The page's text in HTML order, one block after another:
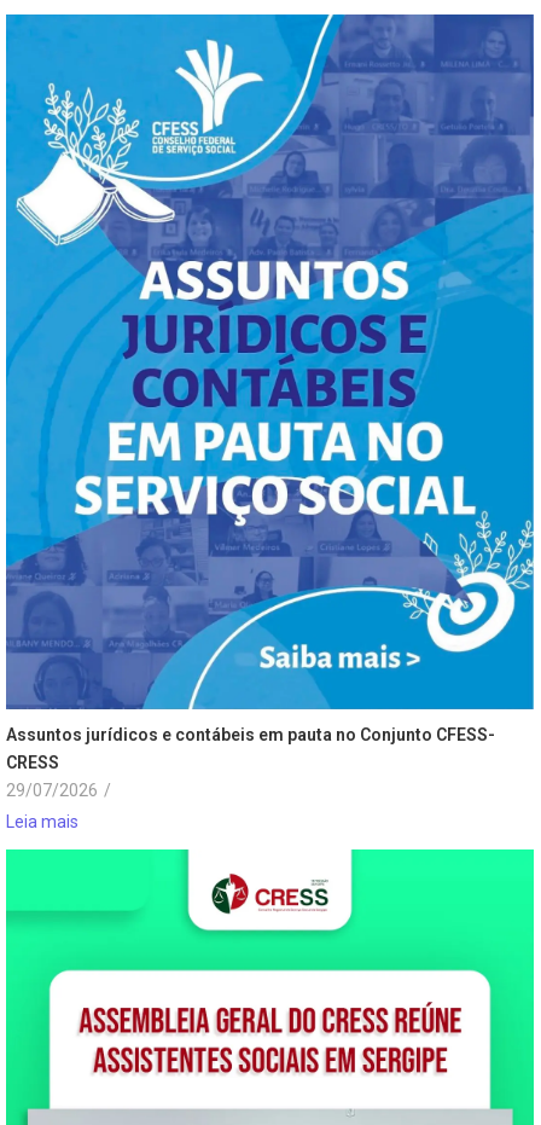
Assuntos jurídicos e contábeis em pauta no Conjunto CFESS-
CRESS
29/07/2026 /
Leia mais